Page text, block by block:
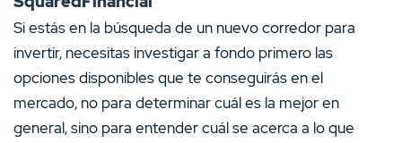
4 Stars
2 Stars
1 Star
Si estás en la búsqueda de un nuevo corredor para
invertir, necesitas investigar a fondo primero las
opciones disponibles que te conseguirás en el
mercado, no para determinar cuál es la mejor en
general, sino para entender cuál se acerca a lo que